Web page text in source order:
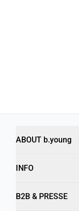
ABOUT b.young
INFO
B2B & PRESSE